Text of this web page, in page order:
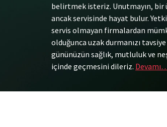
belirtmek isteriz. Unutmayın, bir
ancak servisinde hayat bulur.
servis olmayan firmalardan
olduğunca uzak durmanızı
gününüzün sağlık, mutluluk ve
içinde geçmesini dileriz.